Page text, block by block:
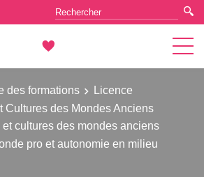
des formations
Licence
Cultures des Mondes Anciens
cultures des mondes anciens
pro et autonomie en milieu